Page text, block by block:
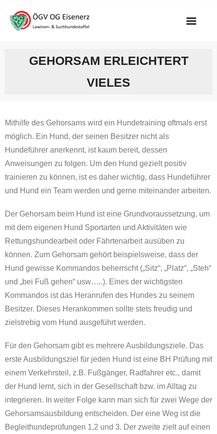
content
GEHORSAM ERLEICHTERT
VIELES
Mithilfe des Gehorsams wird ein Hundetraining oftmals erst
möglich. Ein Hund, der seinen Besitzer nicht als
Hundeführer anerkennt, ist kaum bereit, dessen
Anweisungen zu folgen. Um den Hund gezielt positiv
trainieren zu können, ist es daher wichtig, dass Hundeführer
und Hund ein Team werden und gerne miteinander arbeiten.
Der Gehorsam beim Hund ist eine Grundvoraussetzung, um
mit dem eigenen Hund Sportarten und Aktivitäten wie
Rettungshundearbeit oder Fährtenarbeit ausüben zu
können. Zum Gehorsam gehört beispielsweise, dass der
Hund gewisse Kommandos beherrscht („Sitz“, „Platz“, „Steh“
und „bei Fuß gehen“ usw…..). Eines der wichtigsten
Kommandos ist das Heranrufen des Hundes zu seinem
Besitzer. Dieses Herankommen sollte stets freudig und
zielstrebig vom Hund ausgeführt werden.
Für den Gehorsam gibt es mehrere Ausbildungsziele. Das
erste Ausbildungsziel für jeden Hund ist eine BH Prüfung mit
einem Verkehrsteil, z.B. Fußgänger, Radfahrer etc., damit
der Hund lernt, sich in der Gesellschaft bzw. im Alltag zu
integrieren. In weiter Folge kann man sich für zwei Wege der
Gehorsamsausbildung entscheiden. Der eine Weg ist die
Begleithundeprüfungen 1,2 und 3. Der zweite zielt auf einen